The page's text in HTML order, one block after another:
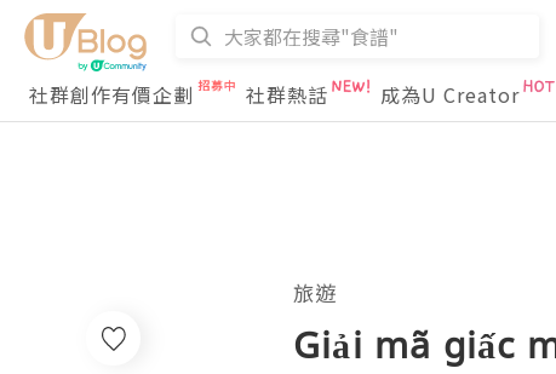
社群創作有價企劃
社群熱話 成為U Creator
旅遊
Giải mã giấc